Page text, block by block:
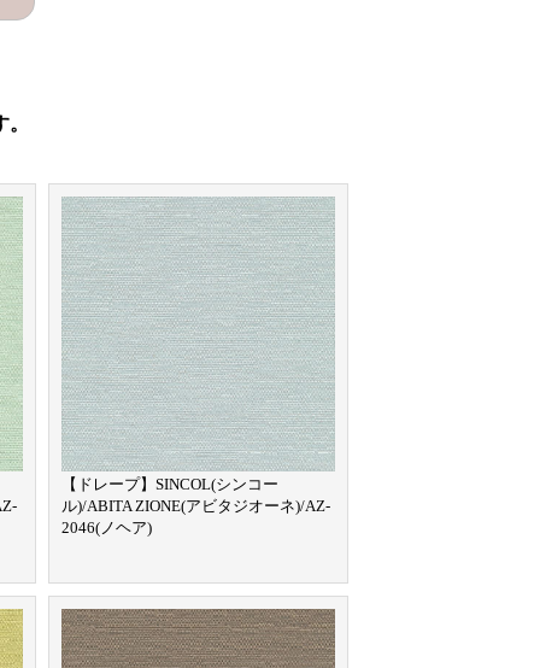
【ドレープ】SINCOL(シンコー
ル)/ABITA ZIONE(アビタジオーネ)/AZ-
2046(ノヘア)